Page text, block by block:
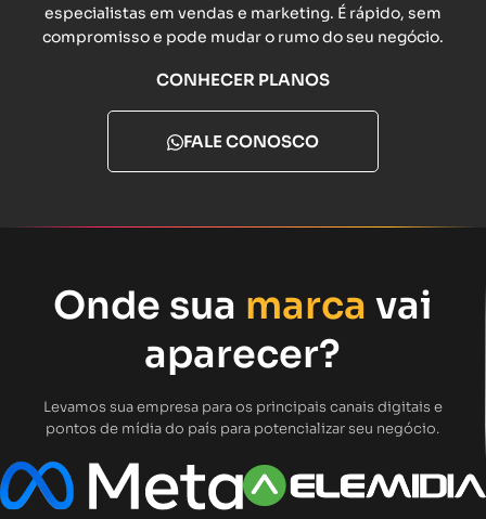
especialistas em vendas e marketing. É rápido, sem
compromisso e pode mudar o rumo do seu negócio.
CONHECER PLANOS
FALE CONOSCO
Onde sua marca vai
aparecer?
Levamos sua empresa para os principais canais digitais e
pontos de mídia do país para potencializar seu negócio.